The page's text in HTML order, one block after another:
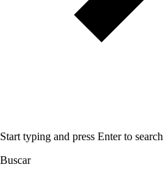
Start typing and press Enter to search
Buscar